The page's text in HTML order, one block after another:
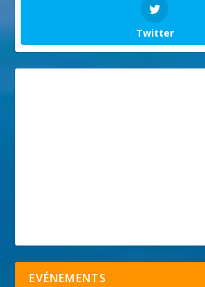
Twitter
EVÉNEMENTS